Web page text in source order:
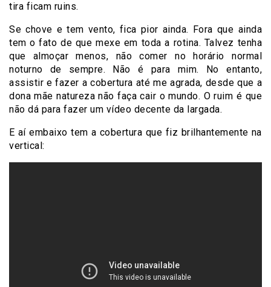
tira ficam ruins.
Se chove e tem vento, fica pior ainda. Fora que ainda
tem o fato de que mexe em toda a rotina. Talvez tenha
que almoçar menos, não comer no horário normal
noturno de sempre. Não é para mim. No entanto,
assistir e fazer a cobertura até me agrada, desde que a
dona mãe natureza não faça cair o mundo. O ruim é que
não dá para fazer um vídeo decente da largada.
E aí embaixo tem a cobertura que fiz brilhantemente na
vertical: